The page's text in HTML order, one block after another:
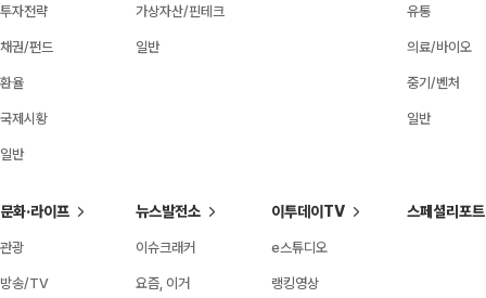
투자전략
채권/펀드
환율
국제시황
일반
가상자산/핀테크
일반
유통
의료/바이오
중기/벤처
일반
문화·라이프
관광
방송/TV
뉴스발전소
이슈크래커
요즘, 이거
이투데이TV
e스튜디오
랭킹영상
스페셜리포트